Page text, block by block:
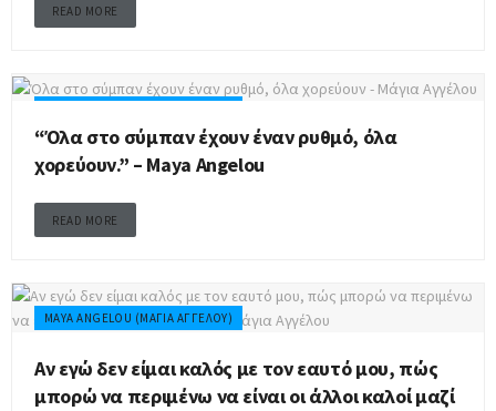
READ MORE
“Όλα στο σύμπαν έχουν έναν ρυθμό, όλα
χορεύουν.” – Maya Angelou
READ MORE
MAYA ANGELOU (ΜΆΓΙΑ ΑΓΓΈΛΟΥ)
Αν εγώ δεν είμαι καλός με τον εαυτό μου, πώς
μπορώ να περιμένω να είναι οι άλλοι καλοί μαζί